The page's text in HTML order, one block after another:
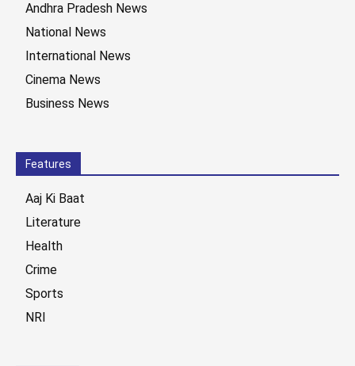
Andhra Pradesh News
National News
International News
Cinema News
Business News
Features
Aaj Ki Baat
Literature
Health
Crime
Sports
NRI